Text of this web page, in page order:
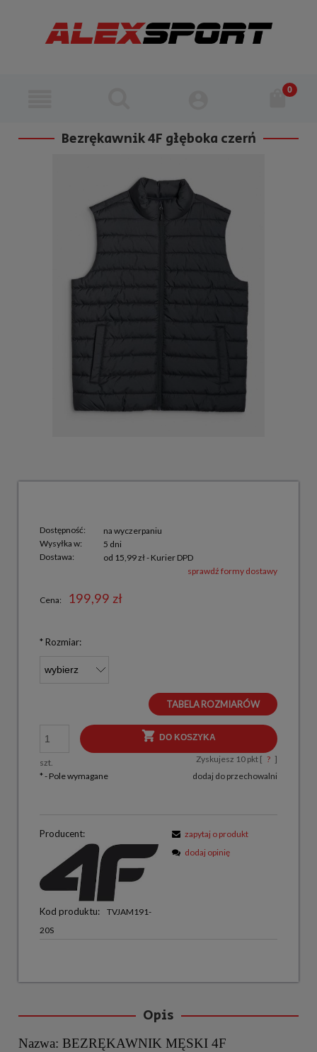
Bezrękawnik 4F głęboka czerń
Dostępność:
na wyczerpaniu
Wysyłka w:
5 dni
Dostawa:
od 15,99 zł- Kurier DPD
sprawdź formy dostawy
Cena: 199,99 zł
* Rozmiar:
TABELA ROZMIARÓW
szt.
DO KOSZYKA
Zyskujesz 10pkt [ ? ]
dodaj do przechowalni
* - Pole wymagane
Producent:
Kod produktu:
TVJAM191-
20S
zapytaj o produkt
dodaj opinię
Opis
Nazwa: BEZRĘKAWNIK MĘSKI 4F